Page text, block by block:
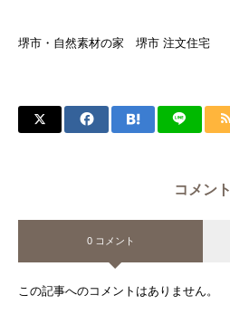
堺市・自然素材の家 堺市 注文住宅
コメント
0 コメント
この記事へのコメントはありません。